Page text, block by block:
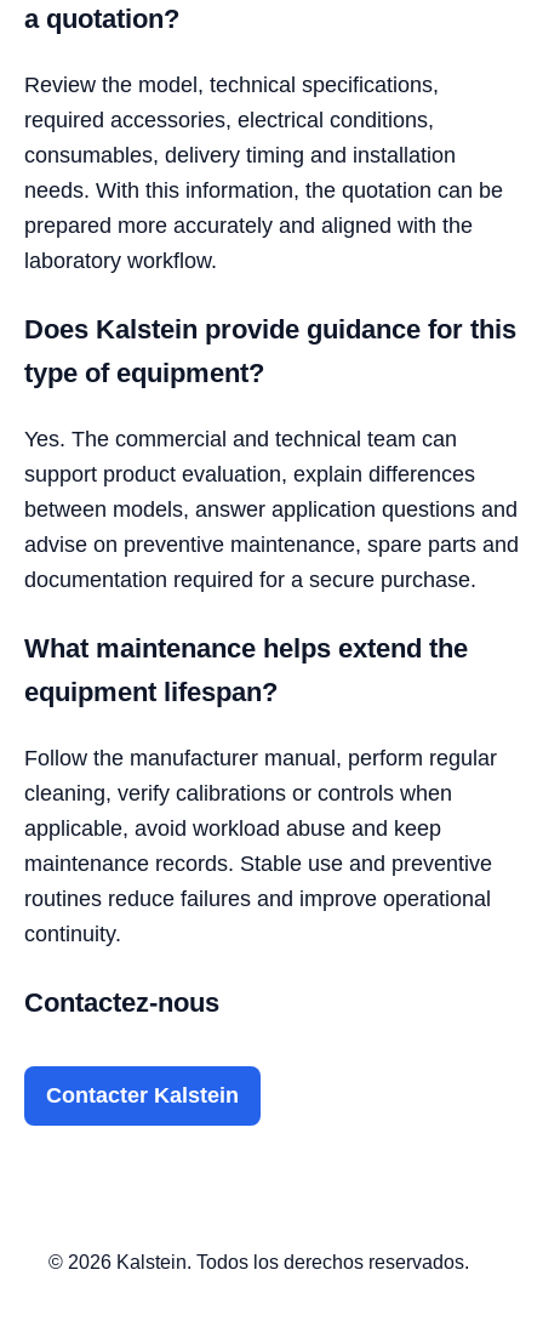
a quotation?
Review the model, technical specifications,
required accessories, electrical conditions,
consumables, delivery timing and installation
needs. With this information, the quotation can be
prepared more accurately and aligned with the
laboratory workflow.
Does Kalstein provide guidance for this
type of equipment?
Yes. The commercial and technical team can
support product evaluation, explain differences
between models, answer application questions and
advise on preventive maintenance, spare parts and
documentation required for a secure purchase.
What maintenance helps extend the
equipment lifespan?
Follow the manufacturer manual, perform regular
cleaning, verify calibrations or controls when
applicable, avoid workload abuse and keep
maintenance records. Stable use and preventive
routines reduce failures and improve operational
continuity.
Contactez-nous
Contacter Kalstein
© 2026 Kalstein. Todos los derechos reservados.